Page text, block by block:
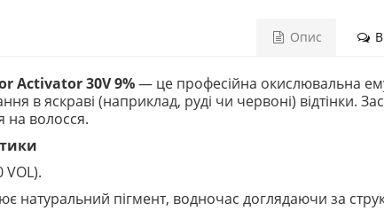
Опис
Activator 30V 9%— це професійна окислювальна
в яскраві (наприклад, руді чи червоні) відтінки.
на волосся.
VOL).
натуральний пігмент, водночас доглядаючи за